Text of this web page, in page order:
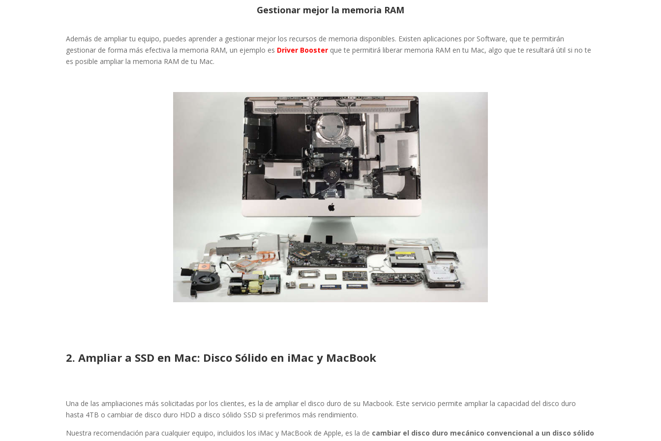
Gestionar mejor la memoria RAM
Además de ampliar tu equipo, puedes aprender a gestionar mejor los recursos de memoria disponibles. Existen aplicaciones por Software, que te permitirán
gestionar de forma más efectiva la memoria RAM, un ejemplo es Driver Booster que te permitirá liberar memoria RAM en tu Mac, algo que te resultará útil si no te
es posible ampliar la memoria RAM de tu Mac.
2. Ampliar a SSD en Mac: Disco Sólido en iMac y MacBook
Una de las ampliaciones más solicitadas por los clientes, es la de ampliar el disco duro de su Macbook. Este servicio permite ampliar la capacidad del disco duro
hasta 4TB o cambiar de disco duro HDD a disco sólido SSD si preferimos más rendimiento.
Nuestra recomendación para cualquier equipo, incluidos los iMac y MacBook de Apple, es la de cambiar el disco duro mecánico convencional a un disco sólido